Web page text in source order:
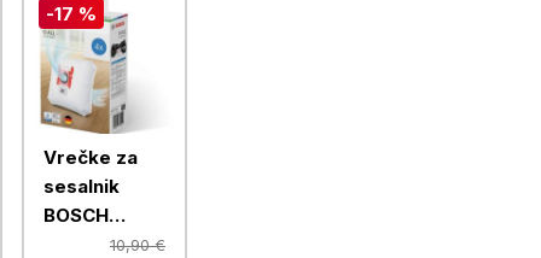
-17 %
Vrečke za
sesalnik
BOSCH
BBZ41FGALL,
10,90 €